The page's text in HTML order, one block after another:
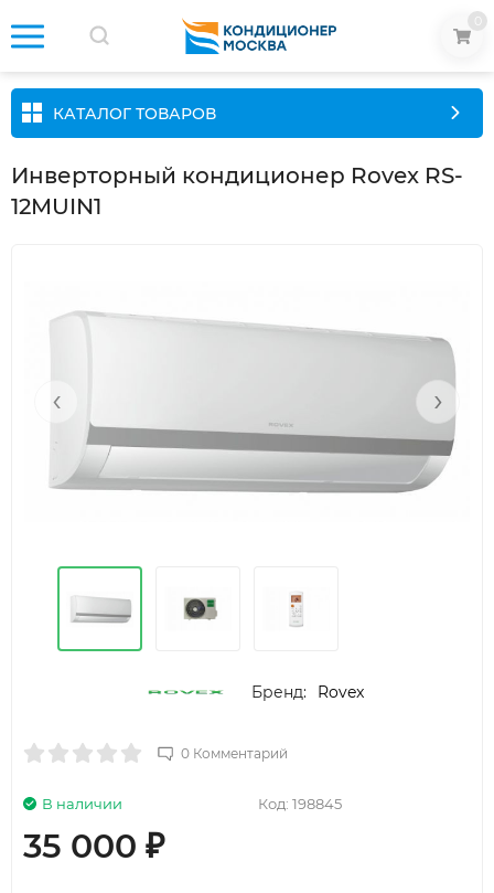
КАТАЛОГ ТОВАРОВ
Инверторный кондиционер Rovex RS-
12MUIN1
‹ ›
Бренд: Rovex
0 Комментарий
Код: 198845
В наличии
35 000 ₽